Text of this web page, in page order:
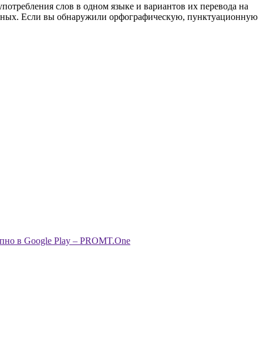
слов в одном языке и вариантов их перевода на
Если вы обнаружили орфографическую, пунктуационную